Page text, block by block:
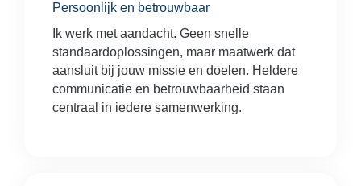
Persoonlijk en betrouwbaar
Ik werk met aandacht. Geen snelle
standaardoplossingen, maar maatwerk dat
aansluit bij jouw missie en doelen. Heldere
communicatie en betrouwbaarheid staan
centraal in iedere samenwerking.